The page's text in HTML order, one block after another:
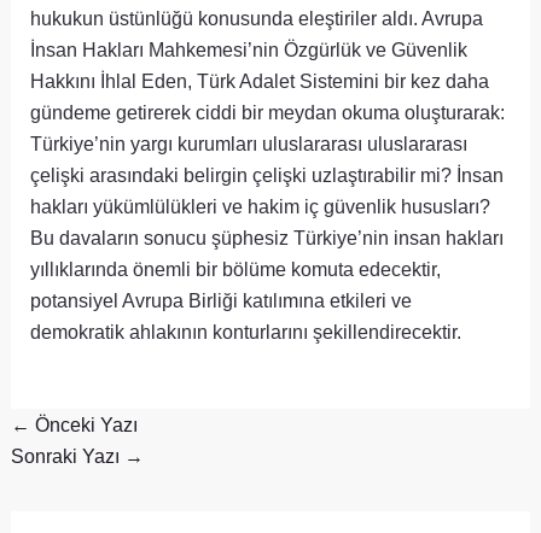
hukukun üstünlüğü konusunda eleştiriler aldı. Avrupa
İnsan Hakları Mahkemesi’nin Özgürlük ve Güvenlik
Hakkını İhlal Eden, Türk Adalet Sistemini bir kez daha
gündeme getirerek ciddi bir meydan okuma oluşturarak:
Türkiye’nin yargı kurumları uluslararası uluslararası
çelişki arasındaki belirgin çelişki uzlaştırabilir mi? İnsan
hakları yükümlülükleri ve hakim iç güvenlik hususları?
Bu davaların sonucu şüphesiz Türkiye’nin insan hakları
yıllıklarında önemli bir bölüme komuta edecektir,
potansiyel Avrupa Birliği katılımına etkileri ve
demokratik ahlakının konturlarını şekillendirecektir.
← Önceki Yazı
Sonraki Yazı →